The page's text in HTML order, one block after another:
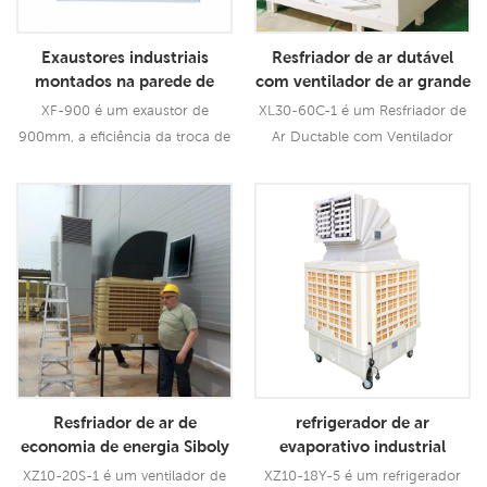
de resfriamento líder industrial.
Exaustores industriais
montados na parede de
29.500 m3h Exaustor
agrícola
XF-900 é um exaustor de
900mm, a eficiência da troca de
Assim, o exaustor é amplamente
utilizado na indústria e na
agricultura.
Informação
Resfriador de ar dutável
com ventilador de ar grande
de 60.000 m3h
XL30-60C-1 é um Resfriador de
Ar Ductable com Ventilador
tipos de aplicações industriais
ou comerciais. Ele usa um motor
de ventilador de 22,0 KW com
fiação de cobre puro, oferece
um vento poderoso de 60000
CMH, velocidades variáveis.
Almofadas de resfriamento 5090
desempenho d8
Consulte Mais
Informação
Resfriador de ar de
economia de energia Siboly
Ventilador de resfriamento
XZ10-20S-1 é um ventilador de
refrigerador de ar
evaporativo industrial
personalizado tanque de
XZ10-18Y-5 é um refrigerador